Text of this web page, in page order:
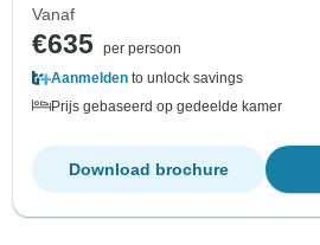
Vanaf
€635 per persoon
Aanmelden to unlock savings
Prijs gebaseerd op gedeelde kamer
Download brochure